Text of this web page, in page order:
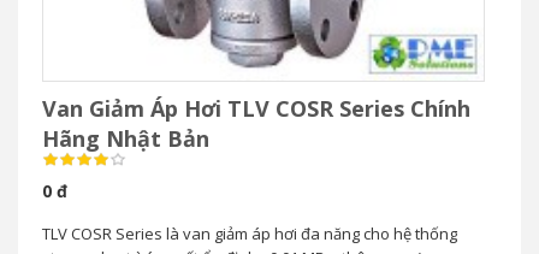
Van Giảm Áp Hơi TLV COSR Series Chính
Hãng Nhật Bản
0 đ
TLV COSR Series là van giảm áp hơi đa năng cho hệ thống